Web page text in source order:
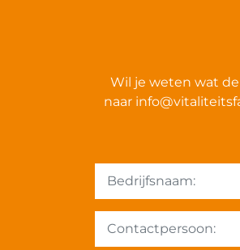
Wil je weten wat
naar